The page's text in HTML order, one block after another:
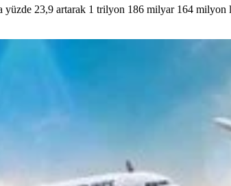
yüzde 23,9 artarak 1 trilyon 186 milyar 164